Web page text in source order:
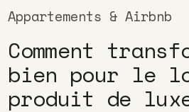
Appartements & Airbnb
Comment
bien pour le
produit de